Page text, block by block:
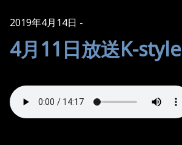
2019年4月14日
4月11日放送K-style